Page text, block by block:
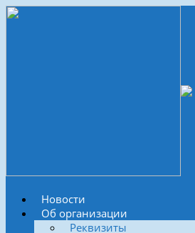
Новости
Об организации
Реквизиты